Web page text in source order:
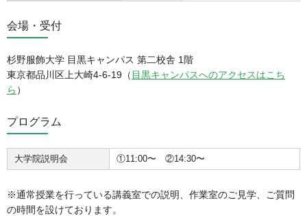
会場・受付
杉野服飾大学 目黒キャンパス 第二校舎 1階
東京都品川区上大崎4-6-19（ 目黒キャンパスへのアクセスはこち
ら ）
プログラム
大学院説明会 ①11:00〜 ②14:30〜
※通常授業を行っている講義室での説明、作業室のご見学、ご質問
の時間を設けております。